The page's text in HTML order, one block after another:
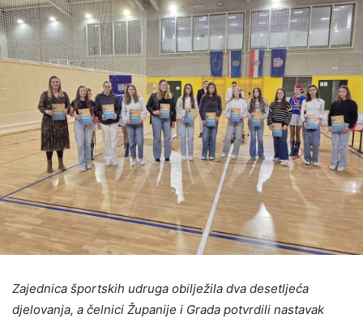
Zajednica športskih udruga obilježila dva desetljeća
djelovanja, a čelnici Županije i Grada potvrdili nastavak